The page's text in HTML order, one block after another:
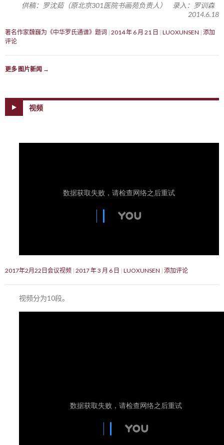
供稿：罗沈茹（原北京301医院书画苑负责人） 录入：罗训森
2014.6.18
著名作家魏巍为《中华罗氏通谱》题词 2014 年 6 月 21 日 LUOXUNSEN 添加
评论
更多 图片新闻 →
视频
2017年2月22日会议视频 2017 年 3 月 6 日 LUOXUNSEN 添加评论
视频分为10段。